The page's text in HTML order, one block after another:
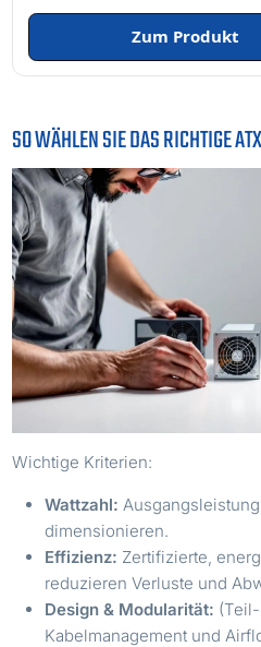
Zum Produkt
SO WÄHLEN SIE DAS RICHTIGE
Wichtige Kriterien:
Wattzahl:
dimensionieren.
Effizienz: Zertifizierte,
reduzieren Verluste und
Design & Modularität:
Kabelmanagement und